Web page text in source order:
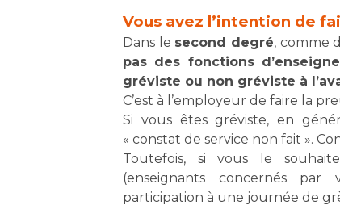
Vous avez l’intention de
Dans le second degré, comme
pas des fonctions
gréviste ou non gréviste à
C’est à l’employeur de faire la
Si vous êtes gréviste, en
« constat de service non fait ».
Toutefois, si vous le
(enseignants concernés
participation à une journée de